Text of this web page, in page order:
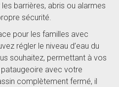
barrières, abris ou alarmes
sécurité.
pour les familles avec
régler le niveau d’eau du
souhaitez, permettant à vos
avec votre
complètement fermé, il